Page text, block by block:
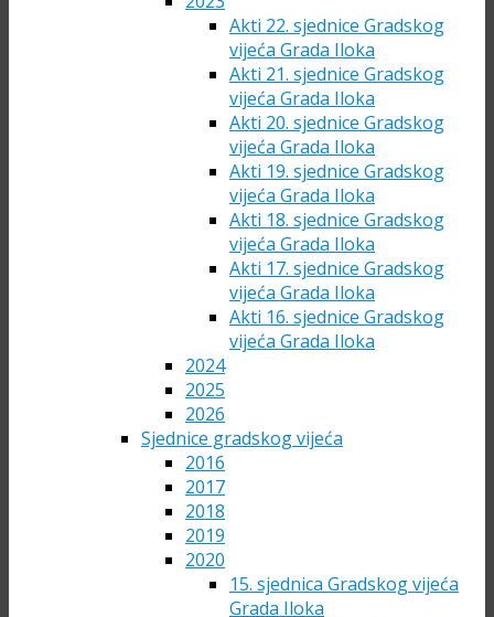
Akti 22. sjednice Gradskog
vijeća Grada Iloka
Akti 21. sjednice Gradskog
vijeća Grada Iloka
Akti 20. sjednice Gradskog
vijeća Grada Iloka
Akti 19. sjednice Gradskog
vijeća Grada Iloka
Akti 18. sjednice Gradskog
vijeća Grada Iloka
Akti 17. sjednice Gradskog
vijeća Grada Iloka
Akti 16. sjednice Gradskog
vijeća Grada Iloka
2024
2025
2026
Sjednice gradskog vijeća
2016
2017
2018
2019
2020
15. sjednica Gradskog vijeća
Grada Iloka